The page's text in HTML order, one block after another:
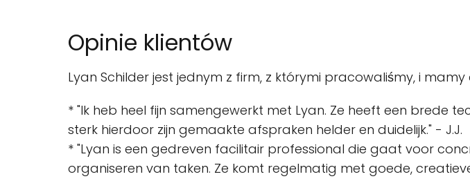
Opinie klientów
Lyan Schilder jest jednym z firm, z którymi pracowaliśmy, i
* "Ik heb heel fijn samengewerkt met Lyan. Ze heeft een brede
sterk hierdoor zijn gemaakte afspraken helder en duidelijk." - J.J.
* "Lyan is een gedreven facilitair professional die gaat voor
organiseren van taken. Ze komt regelmatig met goede,